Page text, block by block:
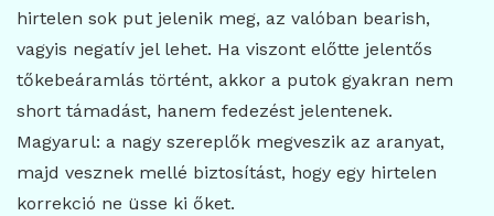
hirtelen sok put jelenik meg, az valóban bearish,
vagyis negatív jel lehet. Ha viszont előtte jelentős
tőkebeáramlás történt, akkor a putok gyakran nem
short támadást, hanem fedezést jelentenek.
Magyarul: a nagy szereplők megveszik az aranyat,
majd vesznek mellé biztosítást, hogy egy hirtelen
korrekció ne üsse ki őket.